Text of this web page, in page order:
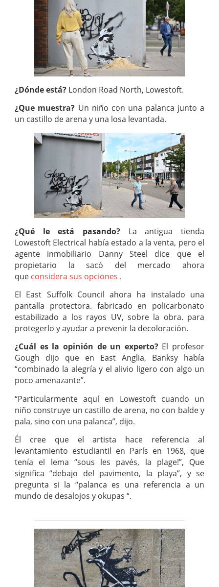
¿Dónde está? London Road North, Lowestoft.
¿Que muestra? Un niño con una palanca junto a
un castillo de arena y una losa levantada.
¿Qué le está pasando? La antigua tienda
Lowestoft Electrical había estado a la venta, pero el
agente inmobiliario Danny Steel dice que el
propietario la sacó del mercado ahora
que considera sus opciones .
El East Suffolk Council ahora ha instalado una
pantalla protectora. fabricado en policarbonato
estabilizado a los rayos UV, sobre la obra. para
protegerlo y ayudar a prevenir la decoloración.
¿Cuál es la opinión de un experto? El profesor
Gough dijo que en East Anglia, Banksy había
“combinado la alegría y el alivio ligero con algo un
poco amenazante”.
“Particularmente aquí en Lowestoft cuando un
niño construye un castillo de arena, no con balde y
pala, sino con una palanca”, dijo.
Él cree que el artista hace referencia al
levantamiento estudiantil en París en 1968, que
tenía el lema “sous les pavés, la plage!”, Que
significa “debajo del pavimento, la playa”, y se
pregunta si la “palanca es una referencia a un
mundo de desalojos y okupas “.